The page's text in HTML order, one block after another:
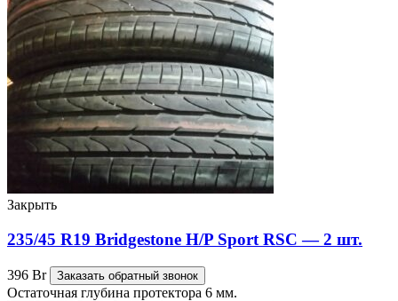
Закрыть
235/45 R19 Bridgestone H/P Sport RSC — 2 шт.
396 Br Заказать обратный звонок
Остаточная глубина протектора 6 мм.